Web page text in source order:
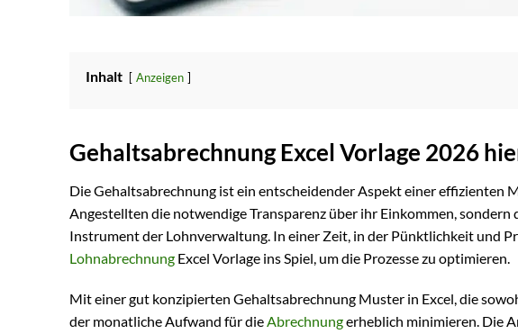
Inhalt Anzeigen
Gehaltsabrechnung Excel Vorlage 2026
Die Gehaltsabrechnung ist ein entscheidender Aspekt einer effizienten
Angestellten die notwendige Transparenz über ihr Einkommen,
Instrument der Lohnverwaltung. In einer Zeit, in der Pünktlichkeit und
Lohnabrechnung Excel Vorlage ins Spiel, um die Prozesse zu optimieren.
Mit einer gut konzipierten Gehaltsabrechnung Muster in Excel, die
der monatliche Aufwand für dieAbrechnungerheblich minimieren. Die